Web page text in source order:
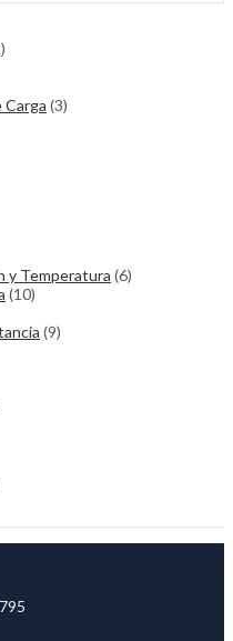
Carga (3)
y Temperatura (6)
(10)
(9)